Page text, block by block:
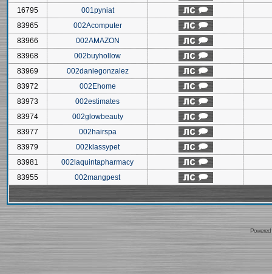
16795
001pyniat
83965
002Acomputer
83966
002AMAZON
83968
002buyhollow
83969
002daniegonzalez
83972
002Ehome
83973
002estimates
83974
002glowbeauty
83977
002hairspa
83979
002klassypet
83981
002laquintapharmacy
83955
002mangpest